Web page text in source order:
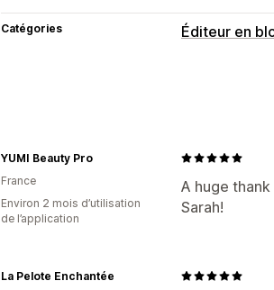
Catégories Éditeur en
Restauration
A huge
Sarah!
YUMI Beauty Pro
France
Environ 2 mois d’utilisation
de l’application
La Pelote Enchantée